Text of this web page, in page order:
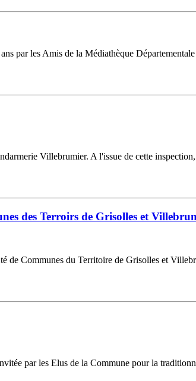
par les Amis de la Médiathèque
Villebrumier. A l'issue de cette
des Terroirs de Grisolles et
Communes du Territoire de Grisolles et
par les Elus de la Commune pour la